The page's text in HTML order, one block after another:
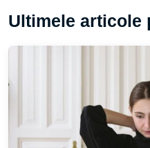
Ultimele articole